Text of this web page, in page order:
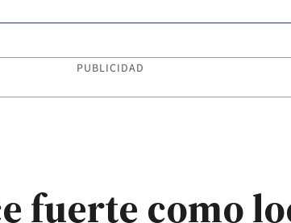
PUBLICIDAD
fuerte como